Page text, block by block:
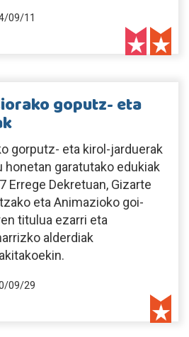
09/11
goputz- eta
gorputz- eta kirol-jarduerak
garatutako edukiak
Errege Dekretuan, Gizarte
eta Animazioko goi-
titulua ezarri eta
alderdiak
09/29